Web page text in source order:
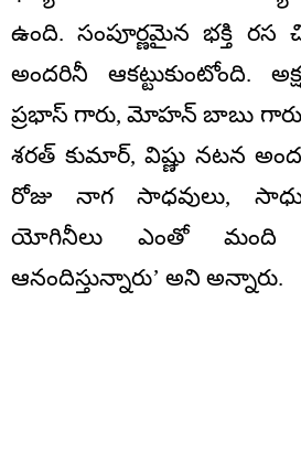
ఉంది. సంపూర్ణమైన భక్తి రస
అందరినీ ఆకట్టుకుంటోంది.
ప్రభాస్ గారు, మోహన్ బాబు
శరత్ కుమార్, విష్ణు నటన
రోజు నాగ సాధవులు,
యోగినీలు ఎంతో మంది
ఆనందిస్తున్నారు’ అని అన్నారు.